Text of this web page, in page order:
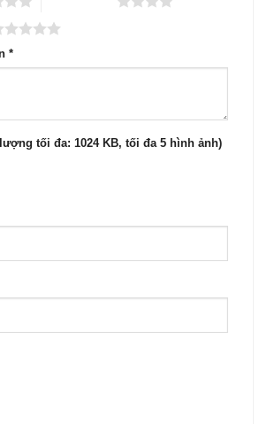
*
tối đa: 1024 KB, tối đa 5 hình ảnh)